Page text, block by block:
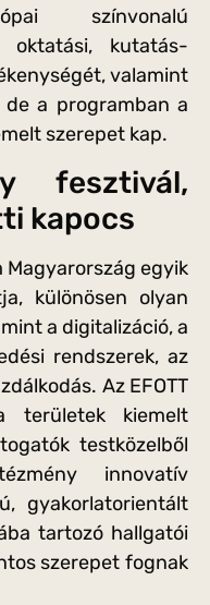
színvonalú
oktatási, kutatás-
valamint
a programban a
szerepet kap.
fesztivál,
kapocs
egyik
különösen olyan
a digitalizáció, a
rendszerek, az
Az EFOTT
területek kiemelt
testközelből
innovatív
gyakorlatorientált
tartozó hallgatói
szerepet fognak